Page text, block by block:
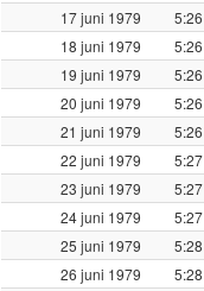
17 juni 1979
5:26
18 juni 1979
5:26
19 juni 1979
5:26
20 juni 1979
5:26
21 juni 1979
5:26
22 juni 1979
5:27
23 juni 1979
5:27
24 juni 1979
5:27
25 juni 1979
5:28
26 juni 1979
5:28